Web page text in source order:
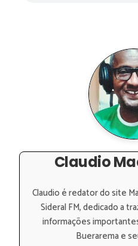
Claudio
Claudio é redator do site
Sideral FM, dedicado a
informações
Buerarema e